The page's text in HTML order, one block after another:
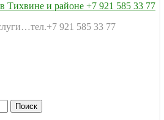
Тихвине и районе +7 921 585 33 77
921 585 33 77